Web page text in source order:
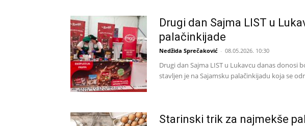
Drugi dan Sajma LIST u
palačinkijade
Nedžida Sprečaković - 08.05.2026. 10:30
Drugi dan Sajma LIST u Lukavcu danas donosi
stavljen je na Sajamsku palačinkijadu koja se
Starinski trik za najmekše